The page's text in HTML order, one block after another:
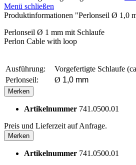
Menü schließen
Produktinformationen "Perlonseil Ø 1,0
Perlonseil Ø 1 mm mit Schlaufe
Perlon Cable with loop
Ausführung:
Vorgefertigte Schlaufe
Perlonseil:
Ø 1,0 mm
Merken
Artikelnummer 741.0500.01
Preis und Lieferzeit auf Anfrage.
Merken
Artikelnummer 741.0500.01